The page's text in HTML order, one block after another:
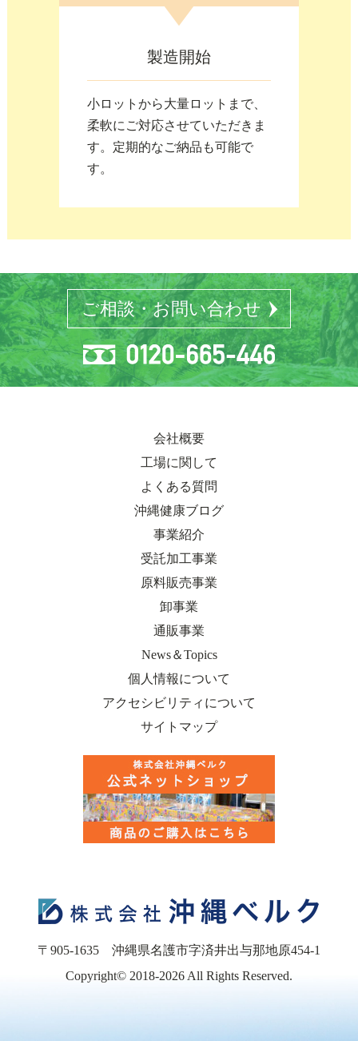
製造開始
小ロットから大量ロットまで、
柔軟にご対応させていただきま
す。定期的なご納品も可能で
す。
ご相談・お問い合わせ
会社概要
工場に関して
よくある質問
沖縄健康ブログ
事業紹介
受託加工事業
原料販売事業
卸事業
通販事業
News＆Topics
個人情報について
アクセシビリティについて
サイトマップ
〒905-1635沖縄県名護市字済井出与那地原454-1
Copyright© 2018-2026 All Rights Reserved.